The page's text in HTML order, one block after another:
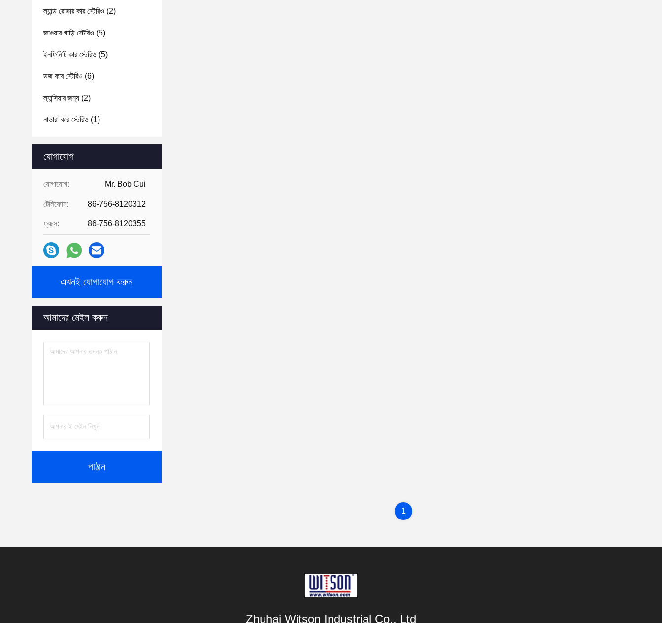
ল্যান্ড রোভার কার স্টেরিও (2)
জাগুয়ার গাড়ি স্টেরিও (5)
ইনফিনিটি কার স্টেরিও (5)
ডজ কার স্টেরিও (6)
ল্যান্সিয়ার জন্য (2)
নাভারা কার স্টেরিও (1)
যোগাযোগ
যোগাযোগ: Mr. Bob Cui
টেলিফোন: 86-756-8120312
ফ্যাক্স: 86-756-8120355
এখনই যোগাযোগ করুন
আমাদের মেইল ​​করুন
পাঠান
1
Zhuhai Witson Industrial Co., Ltd